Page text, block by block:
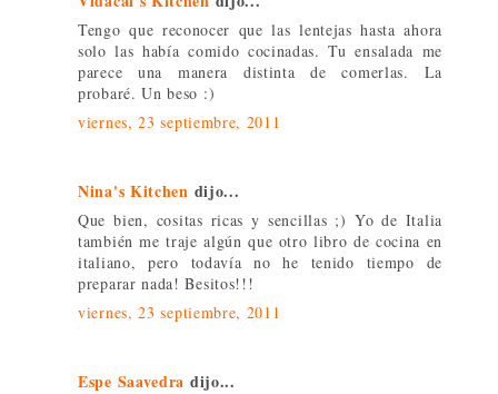
Tengo que reconocer que las lentejas hasta ahora
solo las había comido cocinadas. Tu ensalada me
parece una manera distinta de comerlas. La
probaré. Un beso :)
viernes, 23 septiembre, 2011
Nina's Kitchen dijo...
Que bien, cositas ricas y sencillas ;) Yo de Italia
también me traje algún que otro libro de cocina en
italiano, pero todavía no he tenido tiempo de
preparar nada! Besitos!!!
viernes, 23 septiembre, 2011
Espe Saavedra dijo...